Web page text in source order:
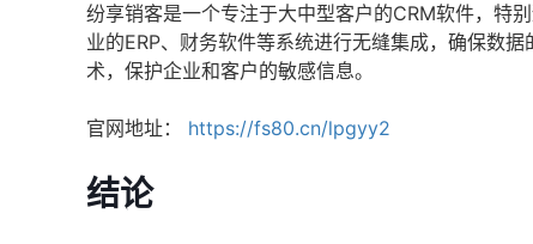
纷享销客是一个专注于大中型客户的CRM软件，特
业的ERP、财务软件等系统进行无缝集成，确保数
术，保护企业和客户的敏感信息。
官网地址： https://fs80.cn/lpgyy2
结论